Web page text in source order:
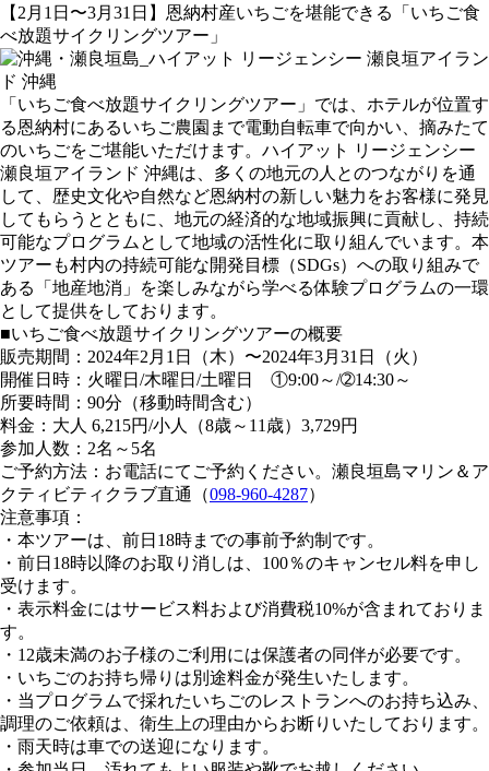
【2月1日〜3月31日】恩納村産いちごを堪能できる「いちご食
べ放題サイクリングツアー」
「いちご食べ放題サイクリングツアー」では、ホテルが位置す
る恩納村にあるいちご農園まで電動自転車で向かい、摘みたて
のいちごをご堪能いただけます。ハイアット リージェンシー
瀬良垣アイランド 沖縄は、多くの地元の人とのつながりを通
して、歴史文化や自然など恩納村の新しい魅力をお客様に発見
してもらうとともに、地元の経済的な地域振興に貢献し、持続
可能なプログラムとして地域の活性化に取り組んでいます。本
ツアーも村内の持続可能な開発目標（SDGs）への取り組みで
ある「地産地消」を楽しみながら学べる体験プログラムの一環
として提供をしております。
■いちご食べ放題サイクリングツアーの概要
販売期間：2024年2月1日（木）〜2024年3月31日（火）
開催日時：火曜日/木曜日/土曜日 ①9:00～/➁14:30～
所要時間：90分（移動時間含む）
料金：大人 6,215円/小人（8歳～11歳）3,729円
参加人数：2名～5名
ご予約方法：お電話にてご予約ください。瀬良垣島マリン＆ア
クティビティクラブ直通（098-960-4287）
注意事項：
・本ツアーは、前日18時までの事前予約制です。
・前日18時以降のお取り消しは、100％のキャンセル料を申し
受けます。
・表示料金にはサービス料および消費税10%が含まれておりま
す。
・12歳未満のお子様のご利用には保護者の同伴が必要です。
・いちごのお持ち帰りは別途料金が発生いたします。
・当プログラムで採れたいちごのレストランへのお持ち込み、
調理のご依頼は、衛生上の理由からお断りいたしております。
・雨天時は車での送迎になります。